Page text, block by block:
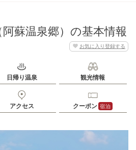
蘇温泉郷）の基本情報
お気に入り登録する
日帰り温泉 観光情報
アクセス クーポン 宿泊